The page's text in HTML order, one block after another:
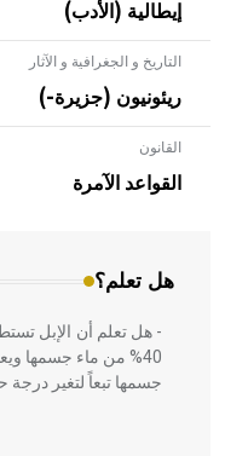
إيطالية (الأدب)
التاريخ و الجغرافية و الآثار
ريئونيون (جزيرة-)
القانون
القواعد الآمرة
هل تعلم؟
- هل تعلم أن الأبلق
بالعمارة الإسلامية
المعمار على بناء
- هل تعلم أن الإبل
40% من ماء جسمها
جسمها تبعاً لتغير درجة